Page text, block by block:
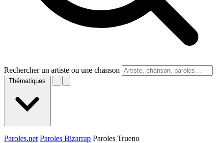
Rechercher un artiste ou une chanson
Thématiques
Paroles.net Paroles Bizarrap Paroles Trueno